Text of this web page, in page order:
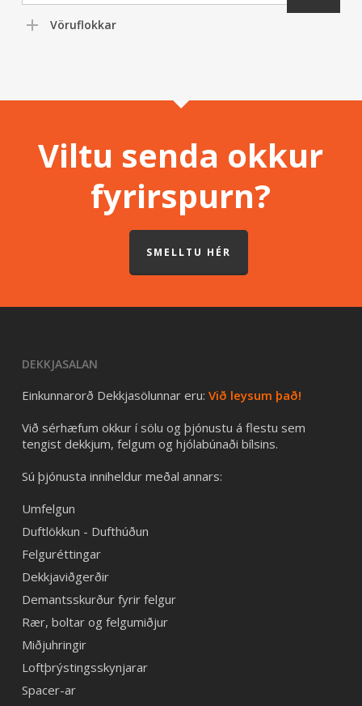
Vöruflokkar
Viltu senda okkur
fyrirspurn?
SMELLTU HÉR
DEKKJASALAN
Einkunnarorð Dekkjasölunnar eru: Við leysum það!
Við sérhæfum okkur í sölu og þjónustu á flestu sem
tengist dekkjum, felgum og hjólabúnaði bílsins.
Sú þjónusta inniheldur meðal annars:
Umfelgun
Duftlökkun - Dufthúðun
Felguréttingar
Dekkjaviðgerðir
Demantsskurður fyrir felgur
Rær, boltar og felgumiðjur
Miðjuhringir
Loftþrýstingsskynjarar
Spacer-ar